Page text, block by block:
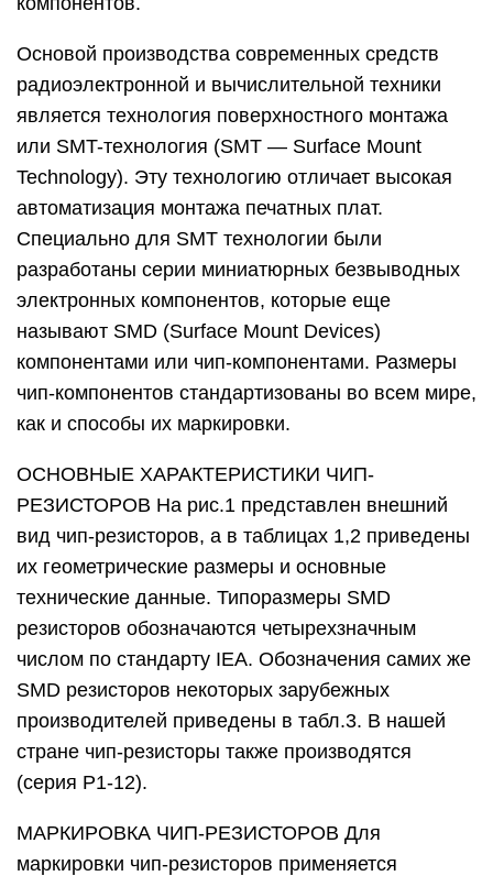
Основой производства современных средств
радиоэлектронной и вычислительной техники
является технология поверхностного монтажа
или SMT-технология (SMT — Surface Mount
Technology). Эту технологию отличает высокая
автоматизация монтажа печатных плат.
Специально для SMT технологии были
разработаны серии миниатюрных безвыводных
электронных компонентов, которые еще
называют SMD (Surface Mount Devices)
компонентами или чип-компонентами. Размеры
чип-компонентов стандартизованы во всем мире,
как и способы их маркировки.
ОСНОВНЫЕ ХАРАКТЕРИСТИКИ ЧИП-
РЕЗИСТОРОВ На рис.1 представлен внешний
вид чип-резисторов, а в таблицах 1,2 приведены
их геометрические размеры и основные
технические данные. Типоразмеры SMD
резисторов обозначаются четырехзначным
числом по стандарту IEA. Обозначения самих же
SMD резисторов некоторых зарубежных
производителей приведены в табл.3. В нашей
стране чип-резисторы также производятся
(серия Р1-12).
МАРКИРОВКА ЧИП-РЕЗИСТОРОВ Для
маркировки чип-резисторов применяется